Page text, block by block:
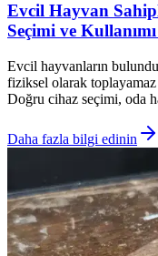
Evcil Hayvan
Seçimi ve
Evcil hayvanların
fiziksel olarak
Doğru cihaz seçimi, oda
Daha fazla bilgi edinin